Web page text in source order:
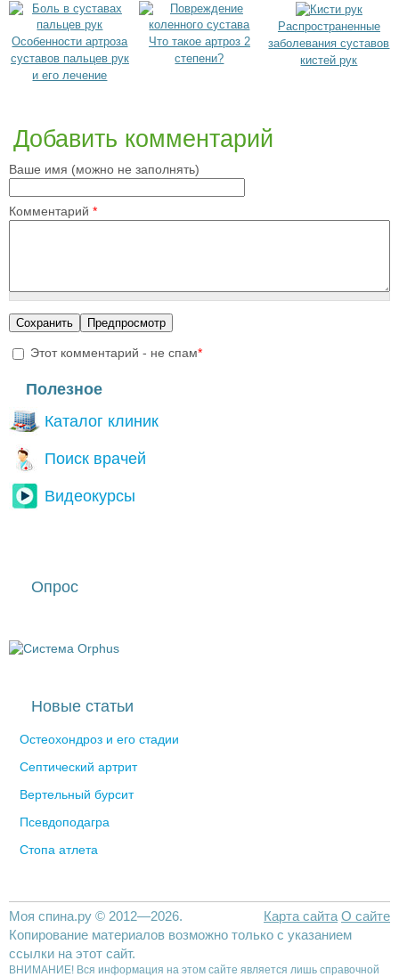
Особенности артроза
суставов пальцев рук
и его лечение
Что такое артроз 2
степени?
Распространенные
заболевания суставов
кистей рук
Добавить комментарий
Ваше имя (можно не заполнять)
Комментарий *
Этот комментарий - не спам*
Полезное
Каталог клиник
Поиск врачей
Видеокурсы
Опрос
Новые статьи
Остеохондроз и его стадии
Септический артрит
Вертельный бурсит
Псевдоподагра
Стопа атлета
Карта сайта О сайте
Моя спина.ру © 2012—2026.
Копирование материалов возможно только с указанием
ссылки на этот сайт.
ВНИМАНИЕ! Вся информация на этом сайте является лишь справочной